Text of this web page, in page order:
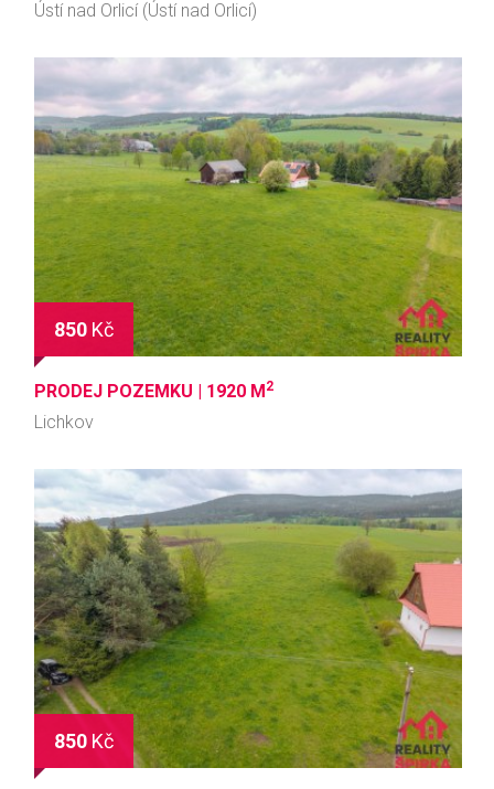
Ústí nad Orlicí (Ústí nad Orlicí)
850Kč
PRODEJ POZEMKU | 1920 M 2
Lichkov
850Kč